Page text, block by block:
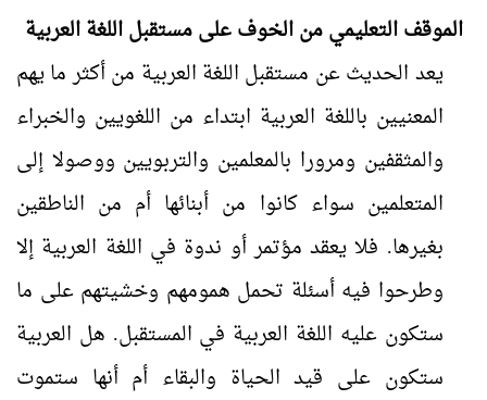
الموقف التعليمي من الخوف على مستقبل اللغة العربية
يعد الحديث عن مستقبل اللغة العربية من أكثر ما يهم
المعنيين باللغة العربية ابتداء من اللغويين والخبراء
والمثقفين ومرورا بالمعلمين والتربويين ووصولا إلى
المتعلمين سواء كانوا من أبنائها أم من الناطقين
بغيرها. فلا يعقد مؤتمر أو ندوة في اللغة العربية إلا
وطرحوا فيه أسئلة تحمل همومهم وخشيتهم على ما
ستكون عليه اللغة العربية في المستقبل. هل العربية
ستكون على قيد الحياة والبقاء أم أنها ستموت